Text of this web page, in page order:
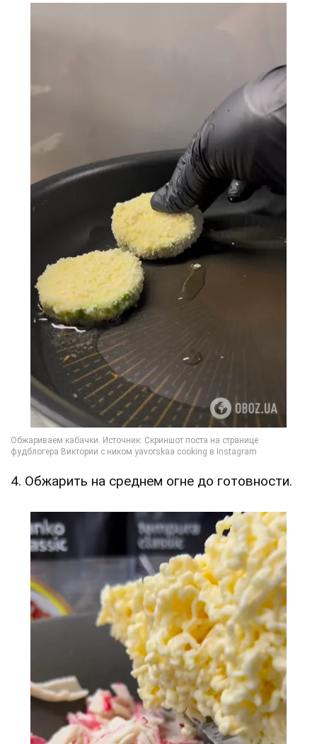
4. Обжарить на среднем огне до готовности.